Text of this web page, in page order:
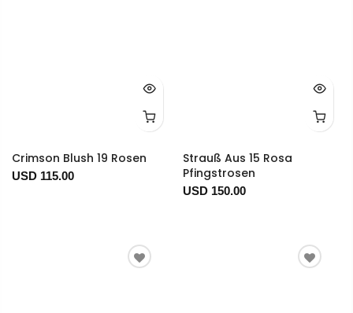
Crimson Blush 19 Rosen
USD 115.00
Strauß Aus 15 Rosa
Pfingstrosen
USD 150.00